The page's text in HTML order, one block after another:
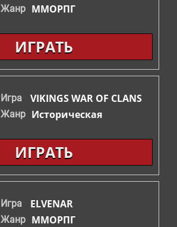
Жанр ММОРПГ
ИГРАТЬ
Игра VIKINGS WAR OF CLANS
Жанр Историческая
ИГРАТЬ
Игра ELVENAR
Жанр ММОРПГ